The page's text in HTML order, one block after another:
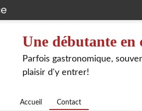
Une débutante en
Parfois gastronomique,
plaisir d'y entrer!
Accueil Contact